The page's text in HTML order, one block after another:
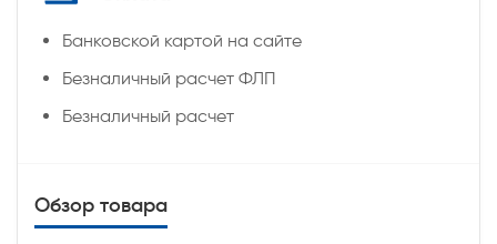
Банковской картой на сайте
Безналичный расчет ФЛП
Безналичный расчет
Обзор товара